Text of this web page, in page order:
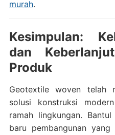
murah.
Kesimpulan:
dan
Produk
Geotextile woven telah
solusi konstruksi
ramah lingkungan.
baru pembangunan